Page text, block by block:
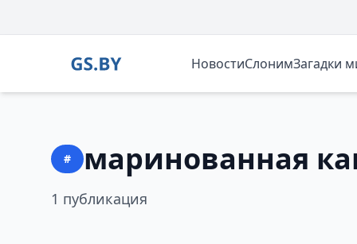
НовостиСлонимЗагадки
# маринованная
1 публикация